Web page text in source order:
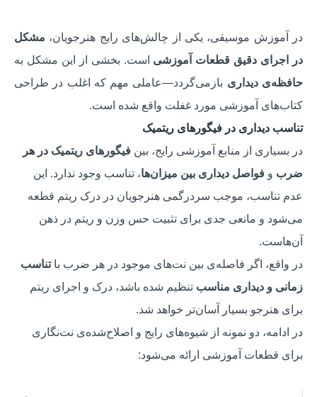
در آموزش موسیقی، یکی از چالش‌های رایج هنرجویان، مشکل
در اجرای دقیق قطعات آموزشی است. بخشی از این مشکل به
حافظه‌ی دیداری بازمی‌گردد—عاملی مهم که اغلب در طراحی
کتاب‌های آموزشی مورد غفلت واقع شده است.
تناسب دیداری در فیگورهای ریتمیک
در بسیاری از منابع آموزشی رایج، بین فیگورهای ریتمیک در هر
ضرب و فواصل دیداری بین میزان‌ها، تناسب وجود ندارد. این
عدم تناسب، موجب سردرگمی هنرجویان در درک ریتم قطعه
می‌شود و مانعی جدی برای تثبیت حس وزن و ریتم در ذهن
آن‌هاست.
در واقع، اگر فاصله‌ی بین نت‌های موجود در هر ضرب باتناسب
زمانی و دیداری مناسب تنظیم شده باشد، درک و اجرای ریتم
برای هنرجو بسیار آسان‌تر خواهد شد.
در ادامه، دو نمونه از شیوه‌های رایج و اصلاح‌شده‌ی نت‌نگاری
برای قطعات آموزشی ارائه می‌شود: